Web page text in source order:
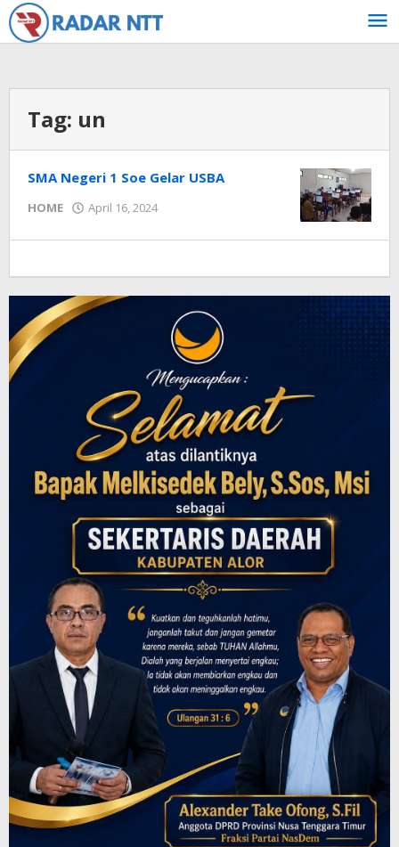
Lewati
ke
konten
Tag: un
SMA Negeri 1 Soe Gelar USBA
HOME April 16, 2024
NTT